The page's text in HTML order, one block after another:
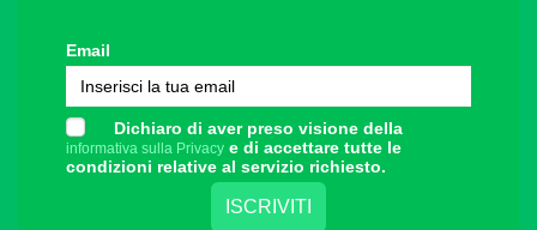
Email
Dichiaro di aver preso visione della
informativa sulla Privacy e di accettare tutte le
condizioni relative al servizio richiesto.